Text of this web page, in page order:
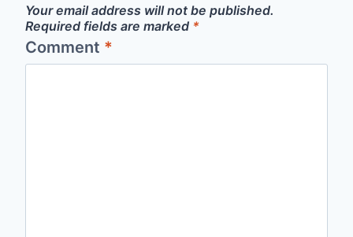
Your email address will not be published.
Required fields are marked *
Comment *